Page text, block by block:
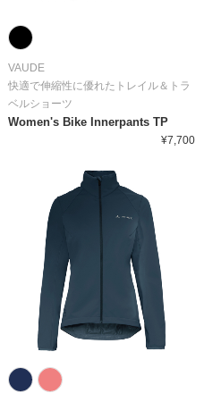
VAUDE
快適で伸縮性に優れたトレイル＆トラ
ベルショーツ
Women's Bike Innerpants TP
¥7,700